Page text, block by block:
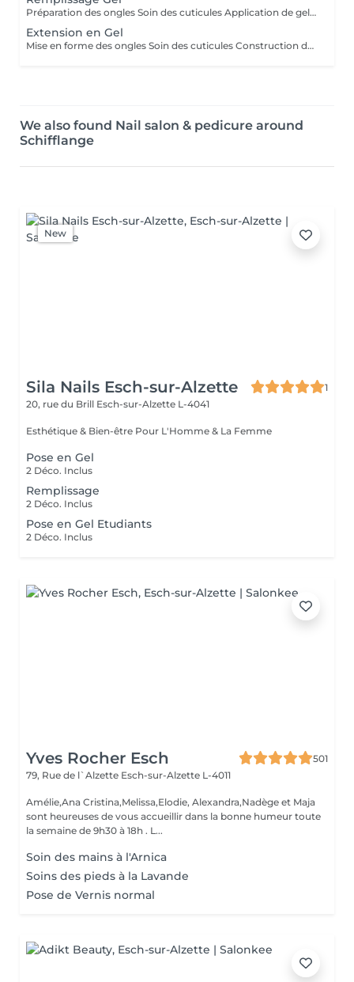
Préparation des ongles Soin des cuticules Application de gel pour un renforcement élégant, résistant et naturel.
Extension en Gel
Mise en forme des ongles Soin des cuticules Construction des ongles sur mesure en gel (pour créer la longueur et la forme souhaitées) avec un rendu solide, élégant et durable.
We also found Nail salon & pedicure around
Schifflange
New
Sila Nails Esch-sur-Alzette
1
20, rue du Brill Esch-sur-Alzette L-4041
Esthétique & Bien-être Pour L'Homme & La Femme
Pose en Gel
2 Déco. Inclus
Remplissage
2 Déco. Inclus
Pose en Gel Etudiants
2 Déco. Inclus
Yves Rocher Esch
501
79, Rue de l`Alzette Esch-sur-Alzette L-4011
Amélie,Ana Cristina,Melissa,Elodie, Alexandra,Nadège et Maja
sont heureuses de vous accueillir dans la bonne humeur toute
la semaine de 9h30 à 18h . L...
Soin des mains à l'Arnica
Soins des pieds à la Lavande
Pose de Vernis normal